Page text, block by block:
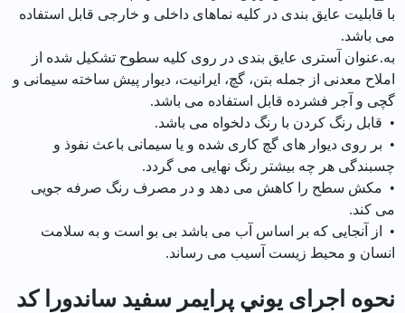
با قابلیت عایق بندی در کلیه نماهای داخلی و خارجی قابل استفاده
می باشد.
به.عنوان آستری عایق بندی در روی کلیه سطوح تشکیل شده از
املاح معدنی از جمله بتن، گچ، ایرانیت، دیوار پیش ساخته سیمانی و
گچی و آجر فشرده قابل استفاده می باشد.
• قابل رنگ کردن با رنگ دلخواه می باشد.
• بر روی دیوار های گچ کاری شده و یا سیمانی باعث نفوذ و
چسبندگی هر چه بیشتر رنگ نهایی می گردد.
• مکش سطح را کاهش می دهد و در مصرف رنگ صرفه جویی
می کند.
• از آنجایی که بر اساس آب می باشد بی بو است و به سلامت
انسان و محیط زیست آسیب می رساند.
نحوه اجرای يوني پرايمر سفيد ساندورا کد